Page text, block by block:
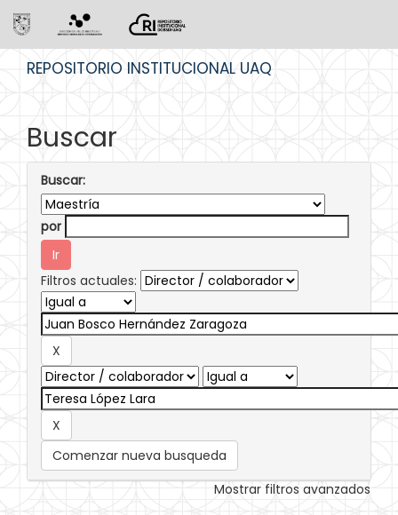
REPOSITORIO INSTITUCIONAL UAQ
Buscar
Buscar:
por
Filtros actuales:
Comenzar nueva busqueda
Mostrar filtros avanzados